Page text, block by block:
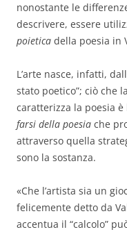
nonostante le
descrivere, essere
poietica della poesia in
L’arte nasce, infatti,
stato poetico”; ciò che
caratterizza la poesia
farsi della poesia che
attraverso quella
sono la sostanza.
«Che l’artista sia un
felicemente detto da
accentua il “calcolo”